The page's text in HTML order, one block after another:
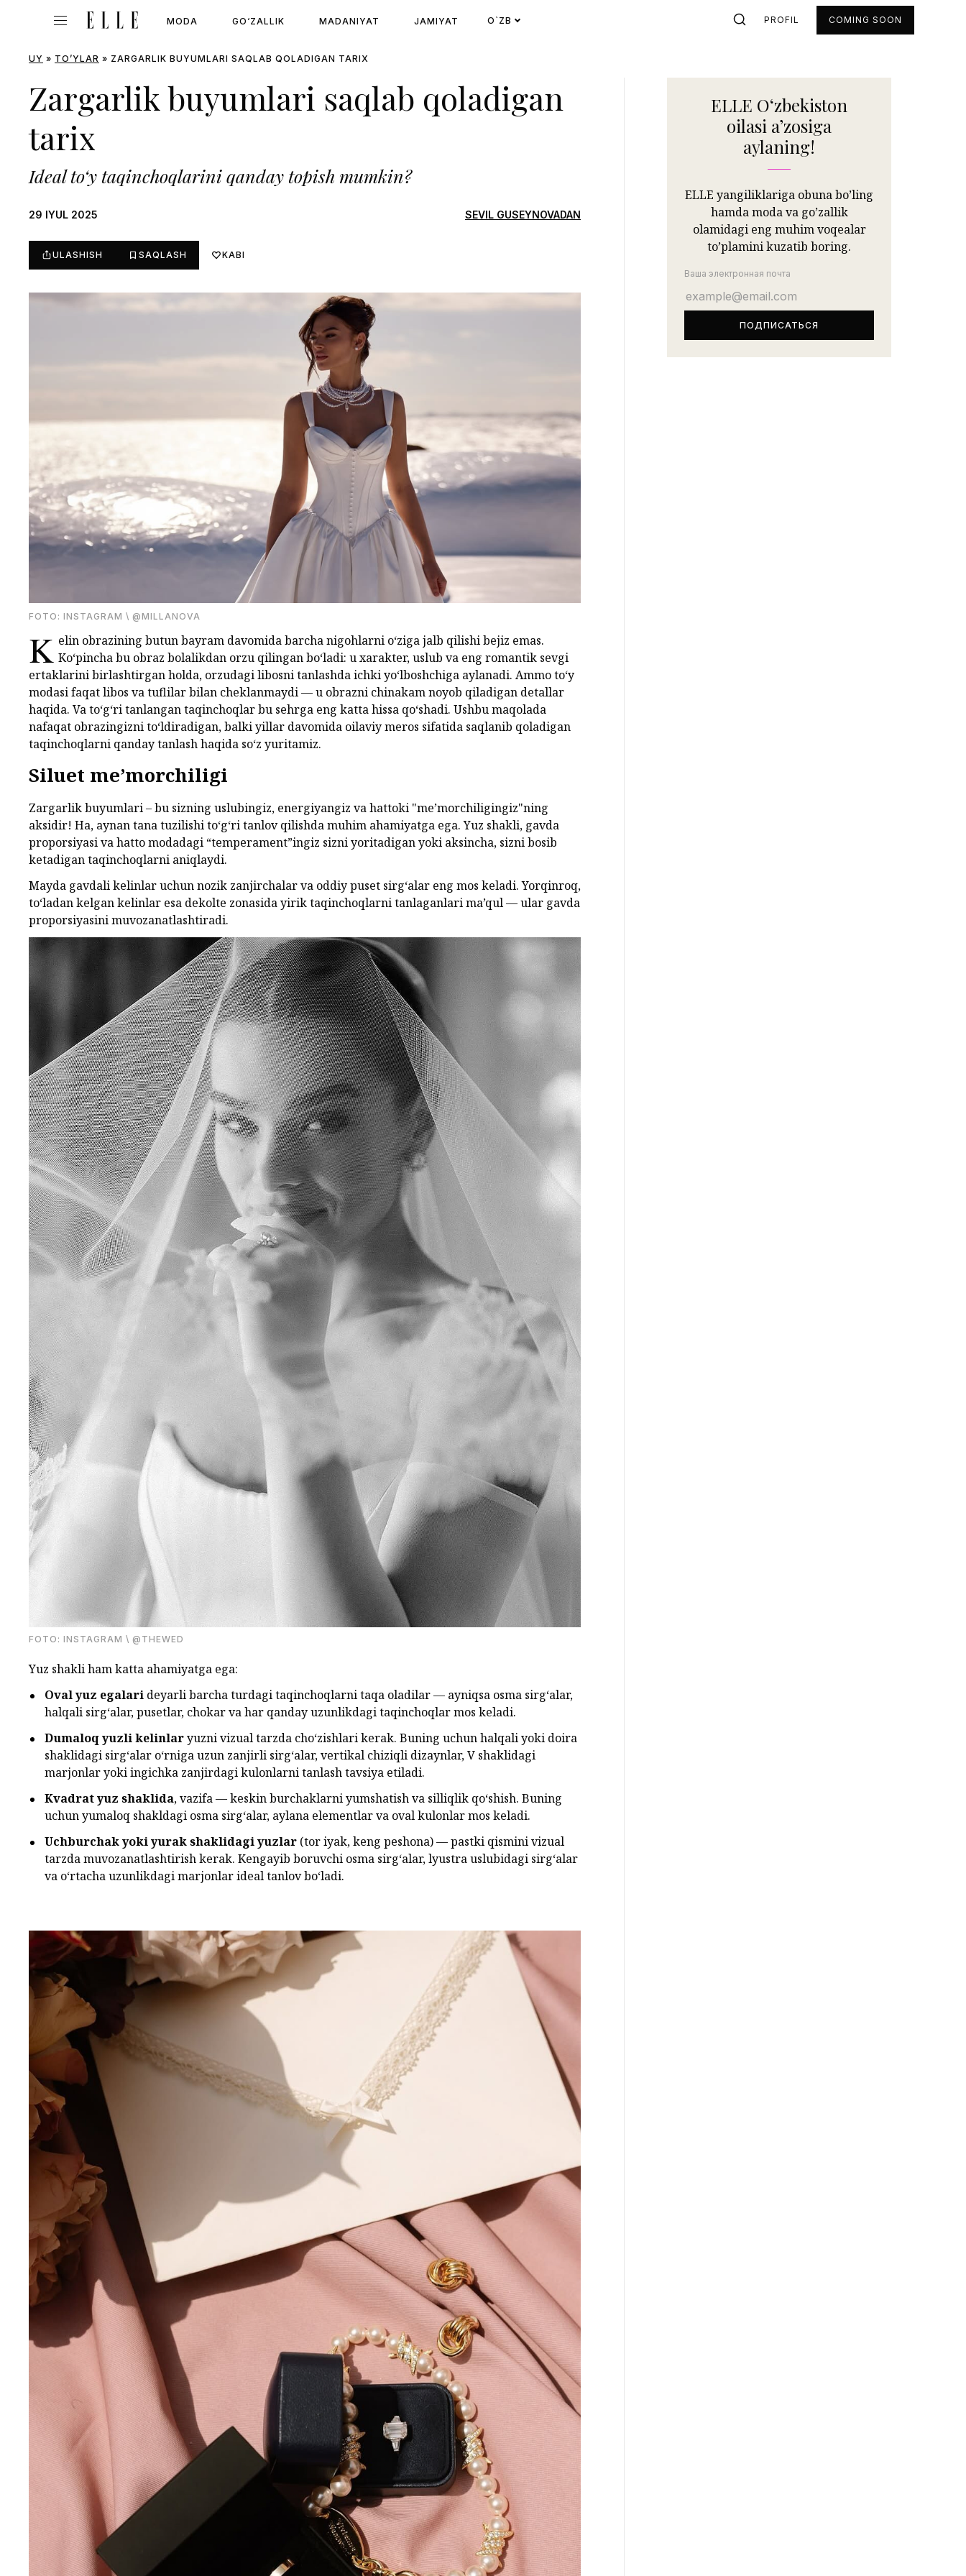
MODA GO‘ZALLIK MADANIYAT JAMIYAT O`ZB PROFIL COMING SOON
UY » TO’YLAR » ZARGARLIK BUYUMLARI SAQLAB QOLADIGAN TARIX
Zargarlik buyumlari saqlab qoladigan
tarix
Ideal to‘y taqinchoqlarini qanday topish mumkin?
29 IYUL 2025 SEVIL GUSEYNOVADAN
ULASHISH SAQLASH KABI
FOTO: INSTAGRAM \ @MILLANOVA
K elin obrazining butun bayram davomida barcha nigohlarni o‘ziga jalb qilishi bejiz emas.
Ko‘pincha bu obraz bolalikdan orzu qilingan bo‘ladi: u xarakter, uslub va eng romantik sevgi
ertaklarini birlashtirgan holda, orzudagi libosni tanlashda ichki yo‘lboshchiga aylanadi. Ammo to‘y
modasi faqat libos va tuflilar bilan cheklanmaydi — u obrazni chinakam noyob qiladigan detallar
haqida. Va to‘g‘ri tanlangan taqinchoqlar bu sehrga eng katta hissa qo‘shadi. Ushbu maqolada
nafaqat obrazingizni to‘ldiradigan, balki yillar davomida oilaviy meros sifatida saqlanib qoladigan
taqinchoqlarni qanday tanlash haqida so‘z yuritamiz.
Siluet me’morchiligi
Zargarlik buyumlari – bu sizning uslubingiz, energiyangiz va hattoki "me’morchiligingiz"ning
aksidir! Ha, aynan tana tuzilishi to‘g‘ri tanlov qilishda muhim ahamiyatga ega. Yuz shakli, gavda
proporsiyasi va hatto modadagi “temperament”ingiz sizni yoritadigan yoki aksincha, sizni bosib
ketadigan taqinchoqlarni aniqlaydi.
Mayda gavdali kelinlar uchun nozik zanjirchalar va oddiy puset sirg‘alar eng mos keladi. Yorqinroq,
to‘ladan kelgan kelinlar esa dekolte zonasida yirik taqinchoqlarni tanlaganlari ma’qul — ular gavda
proporsiyasini muvozanatlashtiradi.
FOTО: INSTAGRAM \ @THEWED
Yuz shakli ham katta ahamiyatga ega:
Oval yuz egalari deyarli barcha turdagi taqinchoqlarni taqa oladilar — ayniqsa osma sirg‘alar,
halqali sirg‘alar, pusetlar, chokar va har qanday uzunlikdagi taqinchoqlar mos keladi.
Dumaloq yuzli kelinlaryuzni vizual tarzda cho‘zishlari kerak. Buning uchun halqali yoki doira
shaklidagi sirg‘alar o‘rniga uzun zanjirli sirg‘alar, vertikal chiziqli dizaynlar, V shaklidagi
marjonlar yoki ingichka zanjirdagi kulonlarni tanlash tavsiya etiladi.
Kvadrat yuz shaklida, vazifa — keskin burchaklarni yumshatish va silliqlik qo‘shish. Buning
uchun yumaloq shakldagi osma sirg‘alar, aylana elementlar va oval kulonlar mos keladi.
Uchburchak yoki yurak shaklidagi yuzlar (tor iyak, keng peshona) — pastki qismini vizual
tarzda muvozanatlashtirish kerak. Kengayib boruvchi osma sirg‘alar, lyustra uslubidagi sirg‘alar
va o‘rtacha uzunlikdagi marjonlar ideal tanlov bo‘ladi.
ELLE Oʻzbekiston
oilasi aʼzosiga
aylaning!
ELLE yangiliklariga obuna bo’ling
hamda moda va go’zallik
olamidagi eng muhim voqealar
to’plamini kuzatib boring.
Ваша электронная почта